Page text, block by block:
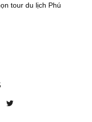
tour du lịch Phú